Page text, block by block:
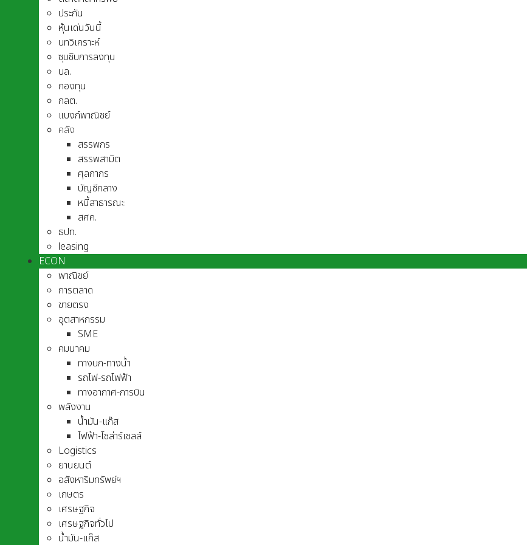
ประกัน
หุ้นเด่นวันนี้
บทวิเคราะห์
ซุบซิบการลงทุน
บล.
กองทุน
กลต.
แบงก์พาณิชย์
คลัง
สรรพกร
สรรพสามิต
ศุลกากร
บัญชีกลาง
หนี้สาธารณะ
สศค.
ธปท.
leasing
ECON
พาณิชย์
การตลาด
ขายตรง
อุตสาหกรรม
SME
คมนาคม
ทางบก-ทางน้ำ
รถไฟ-รถไฟฟ้า
ทางอากาศ-การบิน
พลังงาน
น้ำมัน-แก๊ส
ไฟฟ้า-โซล่าร์เซลล์
Logistics
ยานยนต์
อสังหาริมทรัพย์ฯ
เกษตร
เศรษฐกิจ
เศรษฐกิจทั่วไป
น้ำมัน-แก๊ส